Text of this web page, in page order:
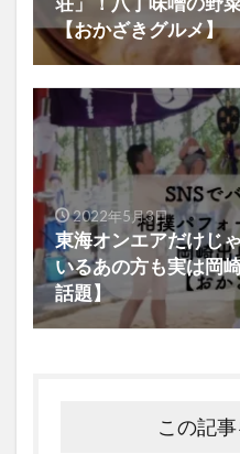
【おかざきグルメ】
2022年5月3日
東海オンエアだけじ
いるあの方も実は岡
話題】
この記